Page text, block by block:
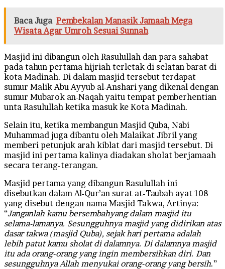
Baca Juga Pembekalan Manasik Jamaah Mega
Wisata Agar Umroh Sesuai Sunnah
Masjid ini dibangun oleh Rasulullah dan para sahabat
pada tahun pertama hijriah terletak di selatan barat di
kota Madinah. Di dalam masjid tersebut terdapat
sumur Malik Abu Ayyub al-Anshari yang dikenal dengan
sumur Mubarok an-Naqah yaitu tempat pemberhentian
unta Rasulullah ketika masuk ke Kota Madinah.
Selain itu, ketika membangun Masjid Quba, Nabi
Muhammad juga dibantu oleh Malaikat Jibril yang
memberi petunjuk arah kiblat dari masjid tersebut. Di
masjid ini pertama kalinya diadakan sholat berjamaah
secara terang-terangan.
Masjid pertama yang dibangun Rasulullah ini
disebutkan dalam Al-Qur’an surat at-Taubah ayat 108
yang disebut dengan nama Masjid Takwa, Artinya:
“Janganlah kamu bersembahyang dalam masjid itu
selama-lamanya. Sesungguhnya masjid yang didirikan atas
dasar takwa (masjid Quba), sejak hari pertama adalah
lebih patut kamu sholat di dalamnya. Di dalamnya masjid
itu ada orang-orang yang ingin membersihkan diri. Dan
sesungguhnya Allah menyukai orang-orang yang bersih.”